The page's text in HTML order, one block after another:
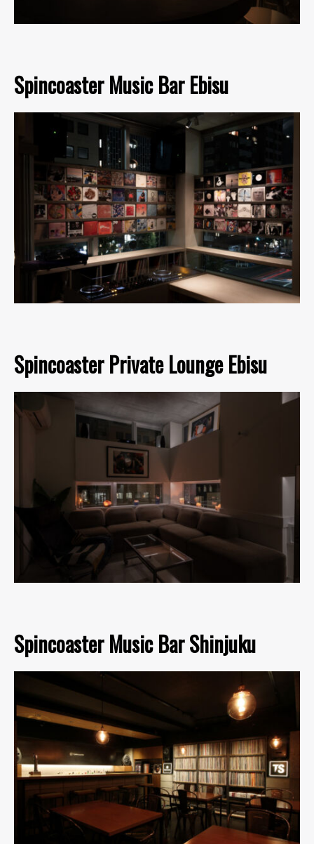
Spincoaster Music Bar Ebisu
Spincoaster Private Lounge Ebisu
Spincoaster Music Bar Shinjuku